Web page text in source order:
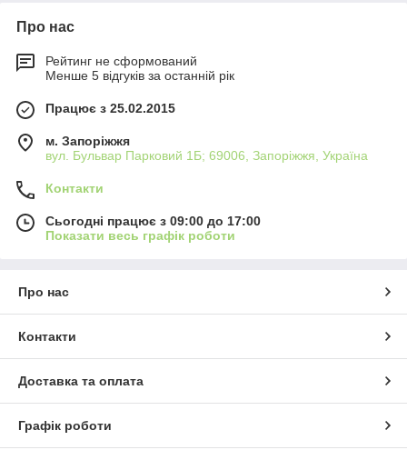
Про нас
Рейтинг не сформований
Менше 5 відгуків за останній рік
Працює з 25.02.2015
м. Запоріжжя
вул. Бульвар Парковий 1Б; 69006, Запоріжжя, Україна
Контакти
Сьогодні працює з 09:00 до 17:00
Показати весь графік роботи
Про нас
Контакти
Доставка та оплата
Графік роботи